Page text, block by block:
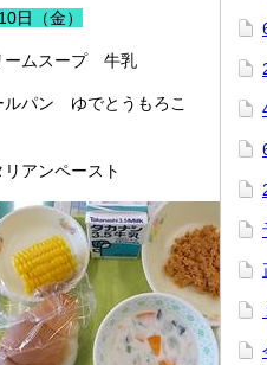
日（金）
ームスープ 牛乳
ルパン ゆでとうもろこ
リアンペースト